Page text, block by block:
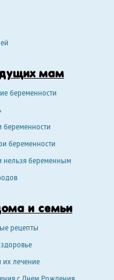
мам
беременности
беременности
беременности
нельзя беременным
и семьи
рецепты
их лечение